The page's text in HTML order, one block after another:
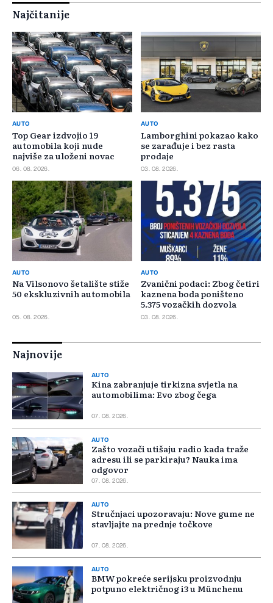
Najčitanije
AUTO
Top Gear izdvojio 19
automobila koji nude
najviše za uloženi novac
06. 08. 2026.
AUTO
Lamborghini pokazao kako
se zarađuje i bez rasta
prodaje
03. 08. 2026.
AUTO
Na Vilsonovo šetalište stiže
50 ekskluzivnih automobila
05. 08. 2026.
AUTO
Zvanični podaci: Zbog četiri
kaznena boda poništeno
5.375 vozačkih dozvola
03. 08. 2026.
Najnovije
AUTO
Kina zabranjuje tirkizna svjetla na
automobilima: Evo zbog čega
07. 08. 2026.
AUTO
Zašto vozači utišaju radio kada traže
adresu ili se parkiraju? Nauka ima
odgovor
07. 08. 2026.
AUTO
Stručnjaci upozoravaju: Nove gume ne
stavljajte na prednje točkove
07. 08. 2026.
AUTO
BMW pokreće serijsku proizvodnju
potpuno električnog i3 u Münchenu